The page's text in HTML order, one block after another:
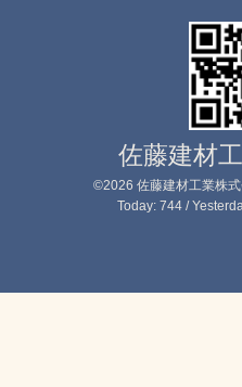
佐藤建材
©2026 佐藤建材工業株
Today: 744/